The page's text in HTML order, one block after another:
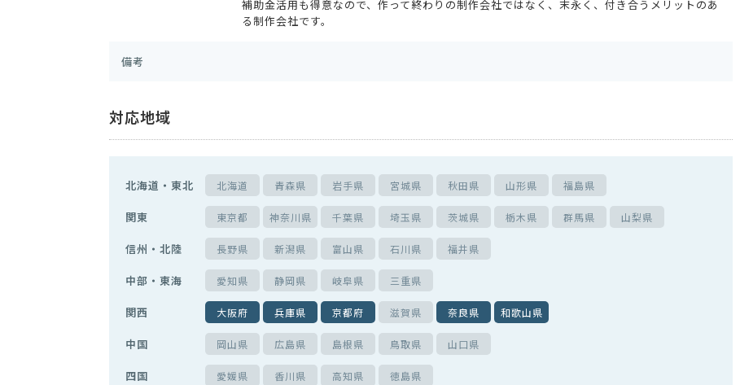
補助金活用も得意なので、作って終わりの制作会社ではなく、末永く、付き合うメリットのあ
る制作会社です。
備考
対応地域
北海道・東北 北海道 青森県 岩手県 宮城県 秋田県 山形県 福島県
関東 東京都 神奈川県 千葉県 埼玉県 茨城県 栃木県 群馬県 山梨県
信州・北陸 長野県 新潟県 富山県 石川県 福井県
中部・東海 愛知県 静岡県 岐阜県 三重県
関西 大阪府 兵庫県 京都府 滋賀県 奈良県 和歌山県
中国 岡山県 広島県 島根県 鳥取県 山口県
四国 愛媛県 香川県 高知県 徳島県